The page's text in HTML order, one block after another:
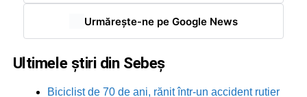
Urmărește-ne pe Google News
Ultimele știri din Sebeș
Biciclist de 70 de ani, rănit într-un accident rutier